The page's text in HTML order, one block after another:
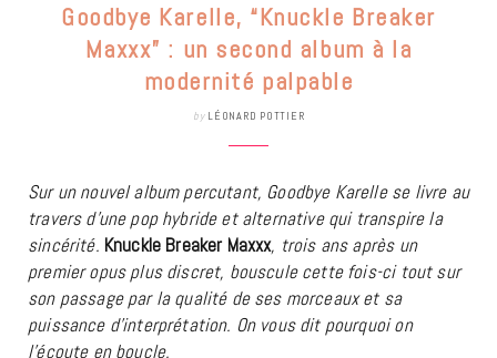
Goodbye Karelle, “Knuckle Breaker
Maxxx” : un second album à la
modernité palpable
by LÉONARD POTTIER
Sur un nouvel album percutant, Goodbye Karelle se livre au
travers d’une pop hybride et alternative qui transpire la
sincérité. Knuckle Breaker Maxxx, trois ans après un
premier opus plus discret, bouscule cette fois-ci tout sur
son passage par la qualité de ses morceaux et sa
puissance d’interprétation. On vous dit pourquoi on
l’écoute en boucle.